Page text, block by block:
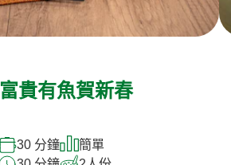
富貴有魚賀新春
30 分鐘
簡單